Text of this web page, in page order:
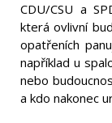
CDU/CSU a
která ovlivní
opatřeních
například u
nebo
a kdo nakonec